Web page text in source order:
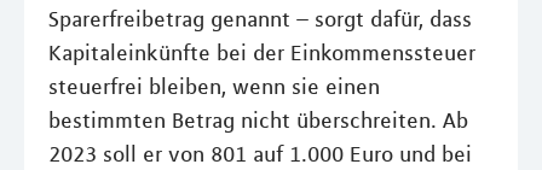
Sparerfreibetrag genannt – sorgt dafür, dass
Kapitaleinkünfte bei der Einkommenssteuer
steuerfrei bleiben, wenn sie einen
bestimmten Betrag nicht überschreiten. Ab
2023 soll er von 801 auf 1.000 Euro und bei